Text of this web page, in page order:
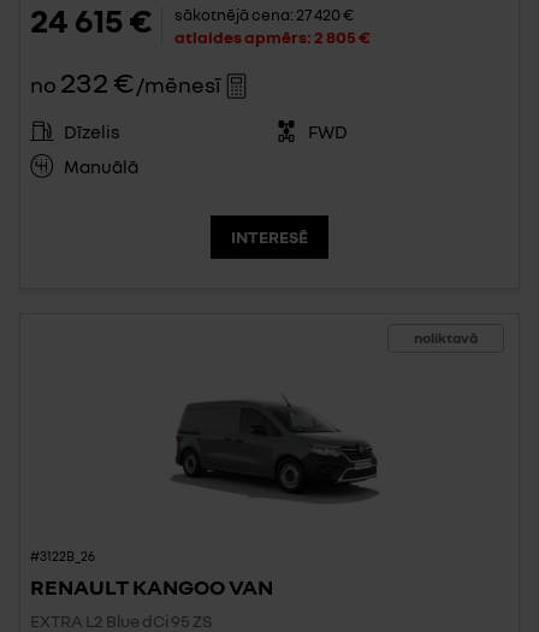
24 615 € sākotnējā cena: 27 420 €
atlaides apmērs: 2 805 €
no 232 € /mēnesī
Dīzelis
FWD
Manuālā
INTERESĒ
noliktavā
#3122B_26
RENAULT KANGOO VAN
EXTRA L2 Blue dCi 95 ZS